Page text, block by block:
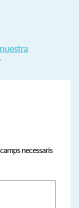
camps necessaris